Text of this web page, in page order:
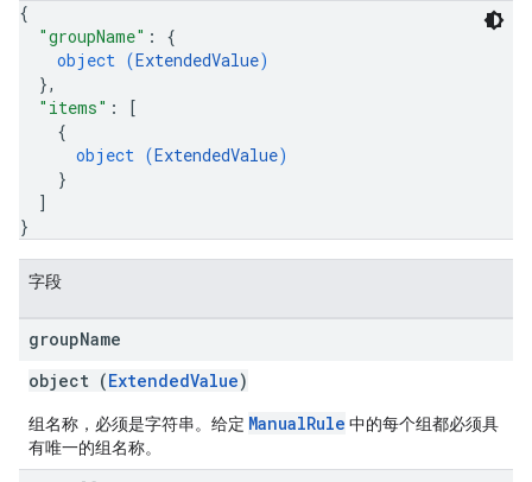
{
"groupName" : {
object (ExtendedValue)
},
"items" :
[
{
object (ExtendedValue)
}
]
}
字段
groupName
object (ExtendedValue)
组名称，必须是字符串。给定 ManualRule 中的每个组都必须具
有唯一的组名称。